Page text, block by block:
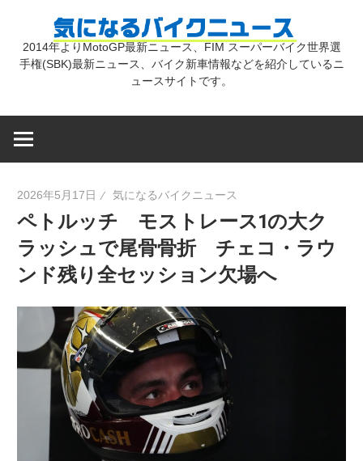
気
バ
2014年よりMotoGP最新ニュース、FIM スーパーバイク世界選
手権(SBK)最新ニュース、バイク新車情報などを紹介しているニ
ュースサイトです。
2026年5月17日 気になるバイクニュース
ペトルッチ モストレース1の大ク
ラッシュで尾骨骨折 チェコ・ラウ
ンド残り全セッション欠場へ